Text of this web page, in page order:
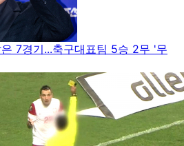
7경기...축구대표팀 5승 2무 '무